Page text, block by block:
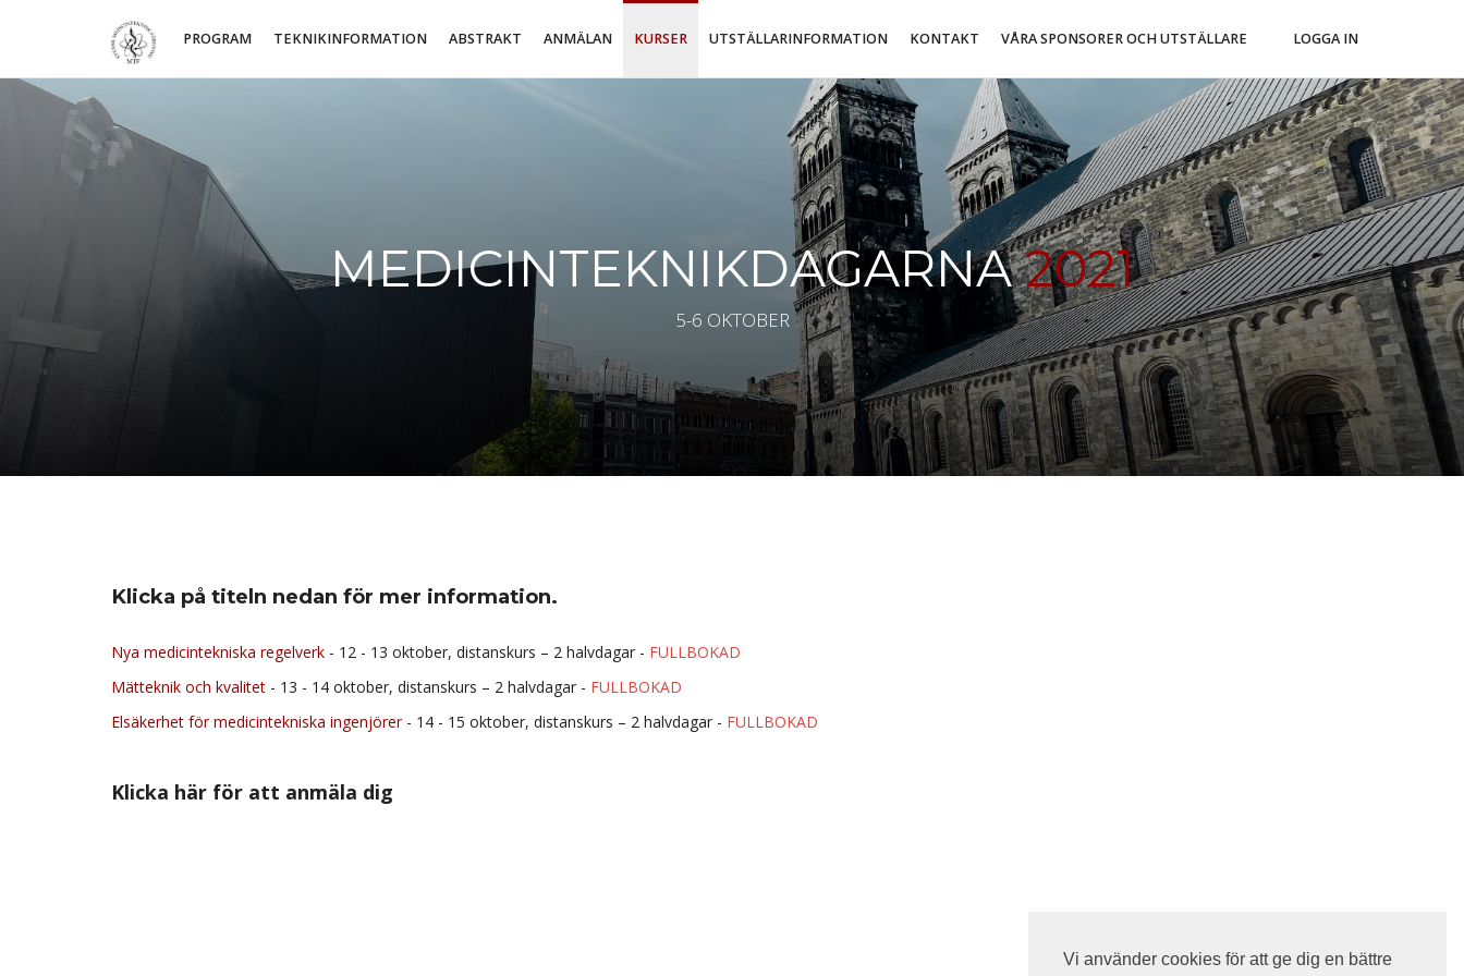
Vi använder cookies för att ge dig en bättre
LOGGA IN
PROGRAM TEKNIKINFORMATION ABSTRAKT ANMÄLAN KURSER UTSTÄLLARINFORMATION KONTAKT VÅRA SPONSORER OCH UTSTÄLLARE
MEDICINTEKNIKDAGARNA2021
5-6 OKTOBER
Klicka på titeln nedan för mer information.
Nya medicintekniska regelverk - 12 - 13 oktober, distanskurs – 2 halvdagar - FULLBOKAD
Mätteknik och kvalitet - 13 - 14 oktober, distanskurs – 2 halvdagar - FULLBOKAD
Elsäkerhet för medicintekniska ingenjörer- 14 - 15 oktober, distanskurs – 2 halvdagar - FULLBOKAD
Klicka här för att anmäla dig